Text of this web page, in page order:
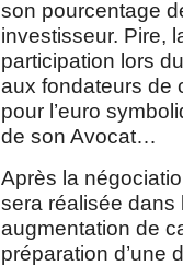
son pourcentage
investisseur. Pire,
participation lors
aux fondateurs de
pour l’euro
de son Avocat…
Après la
sera réalisée dans
augmentation de
préparation d’une